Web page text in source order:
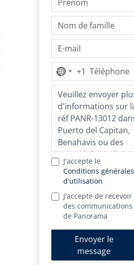
Aucun
pays
sélectionné
+1
J'accepte le
Conditions générales
d'utilisation
J'accepte de recevoir
des communications
de Panorama
Envoyer le
message